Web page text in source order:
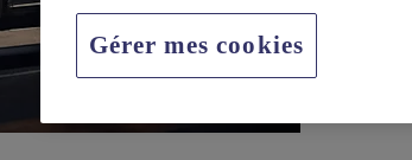
Gérer mes cookies